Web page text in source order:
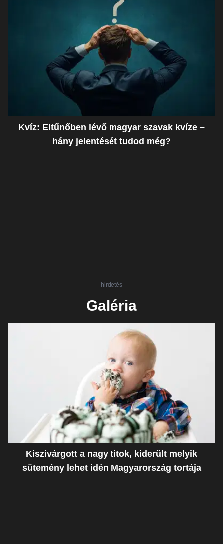
Kvíz: Eltűnőben lévő magyar szavak kvíze –
hány jelentését tudod még?
hirdetés
Galéria
Kiszivárgott a nagy titok, kiderült melyik
sütemény lehet idén Magyarország tortája